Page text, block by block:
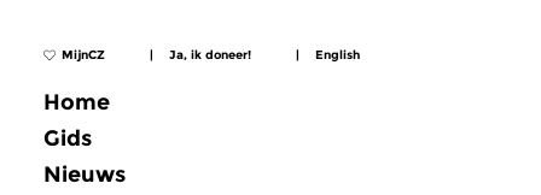
MijnCZ | Ja, ik doneer! | English
Home
Gids
Nieuws